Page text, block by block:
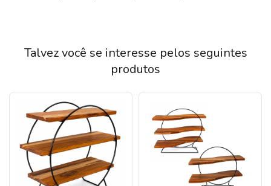
Talvez você se interesse pelos seguintes
produtos